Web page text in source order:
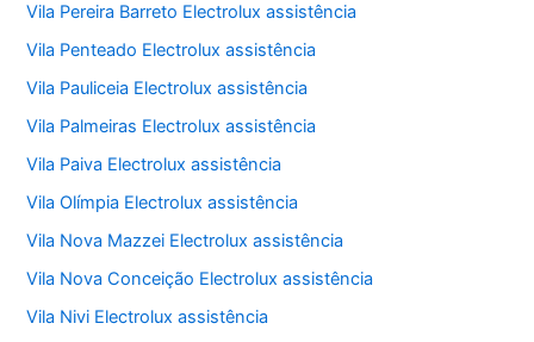
Vila Pereira Barreto Electrolux assistência
Vila Penteado Electrolux assistência
Vila Pauliceia Electrolux assistência
Vila Palmeiras Electrolux assistência
Vila Paiva Electrolux assistência
Vila Olímpia Electrolux assistência
Vila Nova Mazzei Electrolux assistência
Vila Nova Conceição Electrolux assistência
Vila Nivi Electrolux assistência